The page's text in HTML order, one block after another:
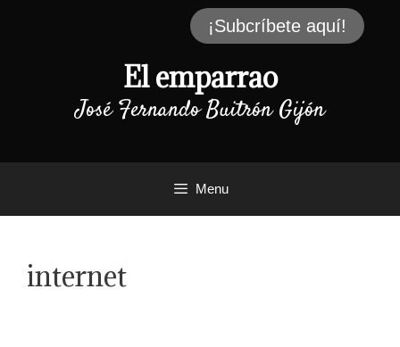
¡Subcríbete aquí!
El emparrao
José Fernando Buitrón Gijón
Menu
internet